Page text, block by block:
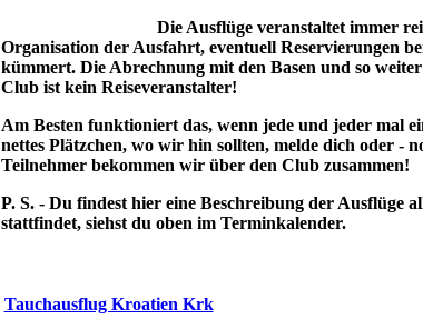
Die Ausflüge veranstaltet immer
Organisation der Ausfahrt, eventuell Reservierungen
kümmert. Die Abrechnung mit den Basen und so
Club ist kein Reiseveranstalter!
Am Besten funktioniert das, wenn jede und jeder mal
nettes Plätzchen, wo wir hin sollten, melde dich oder -
Teilnehmer bekommen wir über den Club zusammen!
P. S. - Du findest hier eine Beschreibung der Ausflüge
stattfindet, siehst du oben im Terminkalender.
Tauchausflug Kroatien Krk